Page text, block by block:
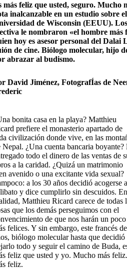
más feliz que usted, seguro.
inalcanzable en un estudio sobre
de Wisconsin (EEUU).
le nombraron «el hombre más
hoy es asesor personal del Dalai
de cine. Biólogo molecular, hijo
abrazar al budismo.
David Jiménez, FotografÍas de
bonita casa en la playa? Matthieu
prefiere el monasterio apartado de
civilización donde vive, en las
Nepal. ¿Una cuenta bancaria boyante?
todo el dinero de las ventas de
a la caridad. ¿Quizá un matrimonio
avenido o una excitante vida sexual?
a los 30 años decidió acogerse
y dice cumplirlo sin descuidos. En
Matthieu Ricard carece de todas
que los demás perseguimos con el
de que nos harán un poco
felices. Y sin embargo, este francés
biólogo molecular hasta que decidió
todo y seguir el camino de Buda,
feliz que usted y yo. Mucho más
feliz.